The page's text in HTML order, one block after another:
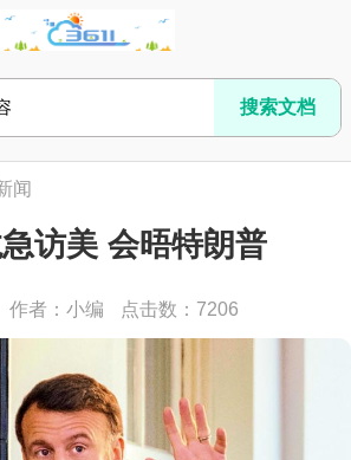
闻
访美 会晤特朗普
作者：小编 点击数： 7206